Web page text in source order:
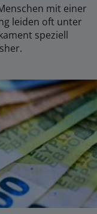
mit einer
leiden oft unter
speziell